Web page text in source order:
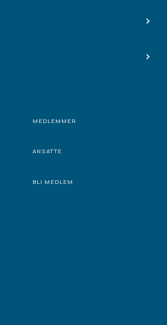
MEDLEMMER
ANSATTE
BLI MEDLEM